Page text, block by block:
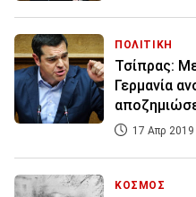
ΠΟΛΙΤΙΚΗ
Τσίπρας:
Γερμανία
17 Απρ 2019
ΚΟΣΜΟΣ